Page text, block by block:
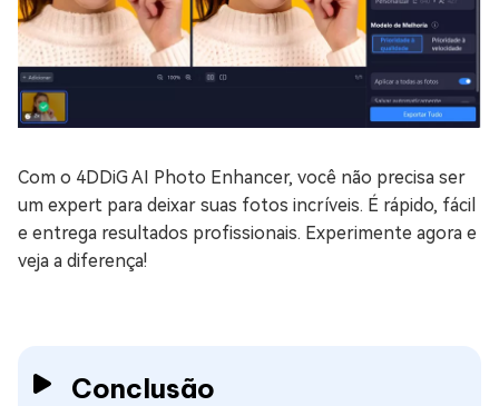
Com o 4DDiG AI Photo Enhancer, você não precisa ser
um expert para deixar suas fotos incríveis. É rápido, fácil
e entrega resultados profissionais. Experimente agora e
veja a diferença!
Conclusão